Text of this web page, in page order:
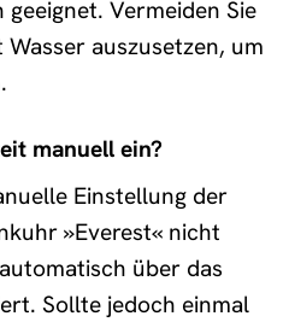
Vermeiden Sie
auszusetzen, um
manuell ein?
Einstellung der
»Everest« nicht
über das
Sollte jedoch einmal